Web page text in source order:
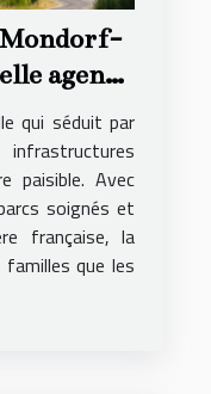
Mondorf-
agence
qui séduit par
paisible. Avec
soignés et
française, la
que les